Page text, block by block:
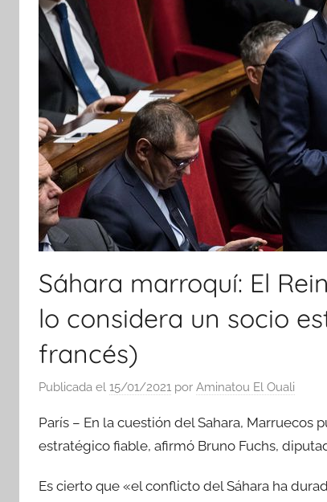
Sáhara marroquí: El
lo considera un socio
francés)
Publicada el 15/01/2021 por Aminatou El Ouali
París – En la cuestión del Sahara,
estratégico fiable, afirmó Bruno Fuchs,
Es cierto que «el conflicto del Sáhara ha